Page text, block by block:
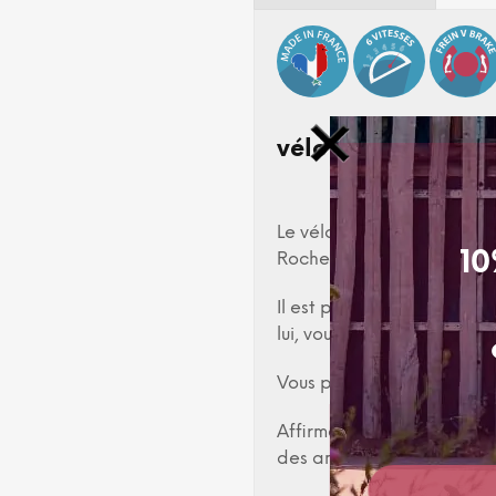
vélo Beach
Le vélo Beach Coaster
Roche sur Yon.
Il est parfait pour vos
lui, vous ne passerez pas
Vous pouvez aussi
Affirmez un mode de vie
des années 30.